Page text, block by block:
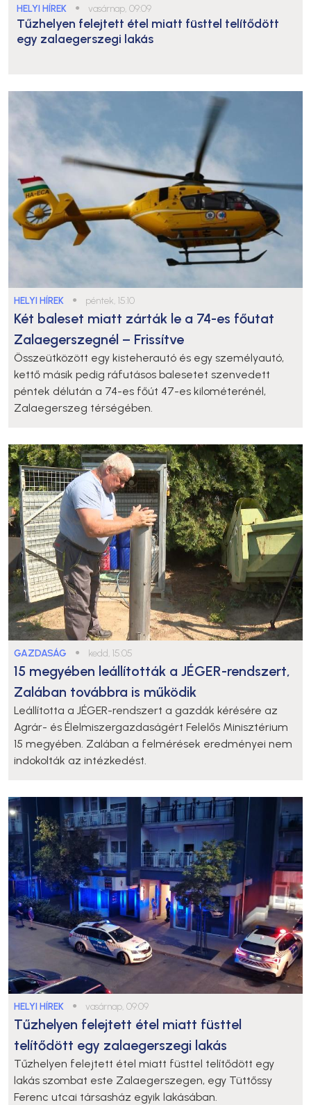
HELYI HÍREK ● vasárnap, 09:09
Tűzhelyen felejtett étel miatt füsttel telítődött
egy zalaegerszegi lakás
HELYI HÍREK ● péntek, 15:10
Két baleset miatt zárták le a 74-es főutat
Zalaegerszegnél – Frissítve
Összeütközött egy kisteherautó és egy személyautó,
kettő másik pedig ráfutásos balesetet szenvedett
péntek délután a 74-es főút 47-es kilométerénél,
Zalaegerszeg térségében.
GAZDASÁG ● kedd, 15:05
15 megyében leállították a JÉGER-rendszert,
Zalában továbbra is működik
Leállította a JÉGER-rendszert a gazdák kérésére az
Agrár- és Élelmiszergazdaságért Felelős Minisztérium
15 megyében. Zalában a felmérések eredményei nem
indokolták az intézkedést.
HELYI HÍREK ● vasárnap, 09:09
Tűzhelyen felejtett étel miatt füsttel
telítődött egy zalaegerszegi lakás
Tűzhelyen felejtett étel miatt füsttel telítődött egy
lakás szombat este Zalaegerszegen, egy Tüttőssy
Ferenc utcai társasház egyik lakásában.